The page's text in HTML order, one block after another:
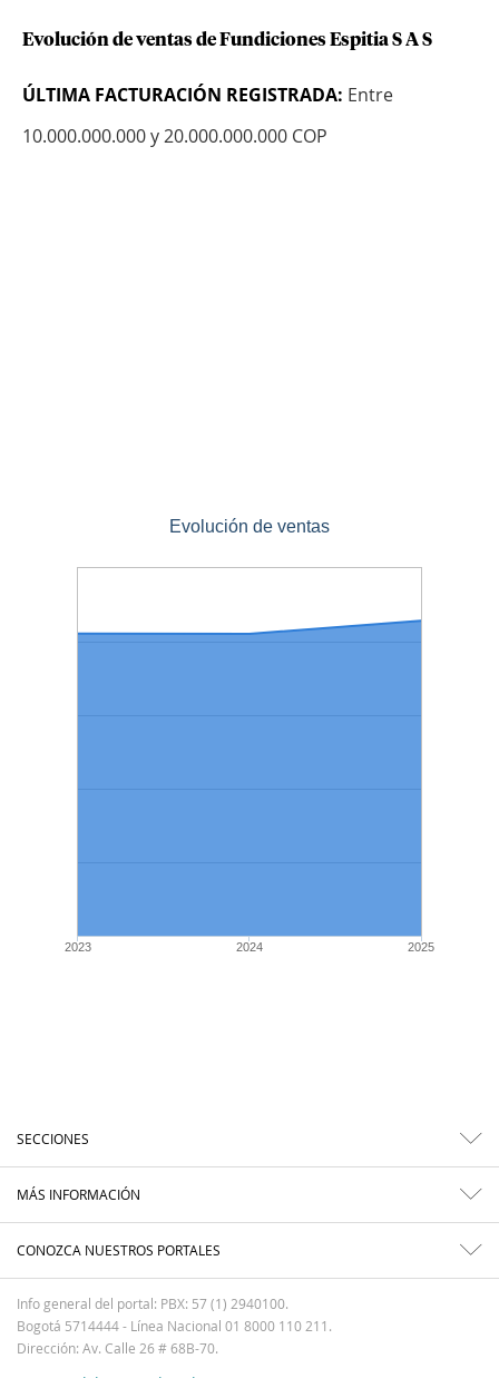
Evolución de ventas de Fundiciones Espitia S A S
ÚLTIMA FACTURACIÓN REGISTRADA: Entre
10.000.000.000 y 20.000.000.000 COP
Evolución de ventas
2023 2024 2025
SECCIONES
MÁS INFORMACIÓN
CONOZCA NUESTROS PORTALES
Info general del portal: PBX: 57 (1) 2940100.
Bogotá 5714444 - Línea Nacional 01 8000 110 211.
Dirección: Av. Calle 26 # 68B-70.